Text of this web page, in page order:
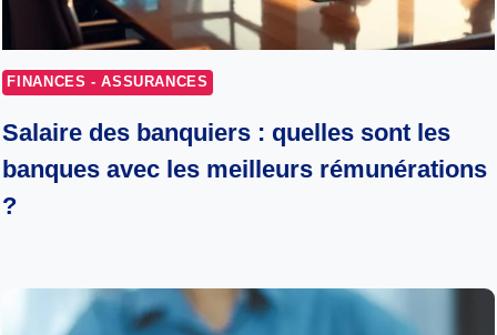
FINANCES - ASSURANCES
Salaire des banquiers : quelles sont les
banques avec les meilleurs rémunérations
?